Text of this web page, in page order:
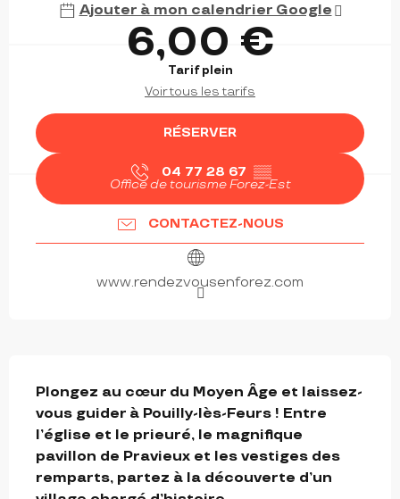
Ajouter à mon calendrier Google
6,00 €
Tarif plein
Voir tous les tarifs
RÉSERVER
04 77 28 67 ▒▒
Office de tourisme Forez-Est
CONTACTEZ-NOUS
www.rendezvousenforez.com
Plongez au cœur du Moyen Âge et laissez-
vous guider à Pouilly-lès-Feurs ! Entre
l’église et le prieuré, le magnifique
pavillon de Pravieux et les vestiges des
remparts, partez à la découverte d’un